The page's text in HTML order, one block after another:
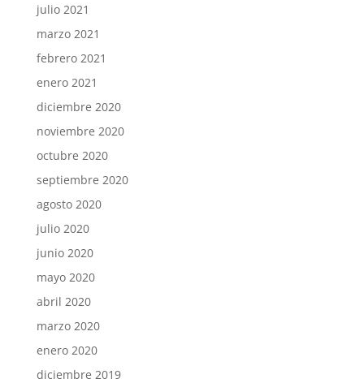
julio 2021
marzo 2021
febrero 2021
enero 2021
diciembre 2020
noviembre 2020
octubre 2020
septiembre 2020
agosto 2020
julio 2020
junio 2020
mayo 2020
abril 2020
marzo 2020
enero 2020
diciembre 2019